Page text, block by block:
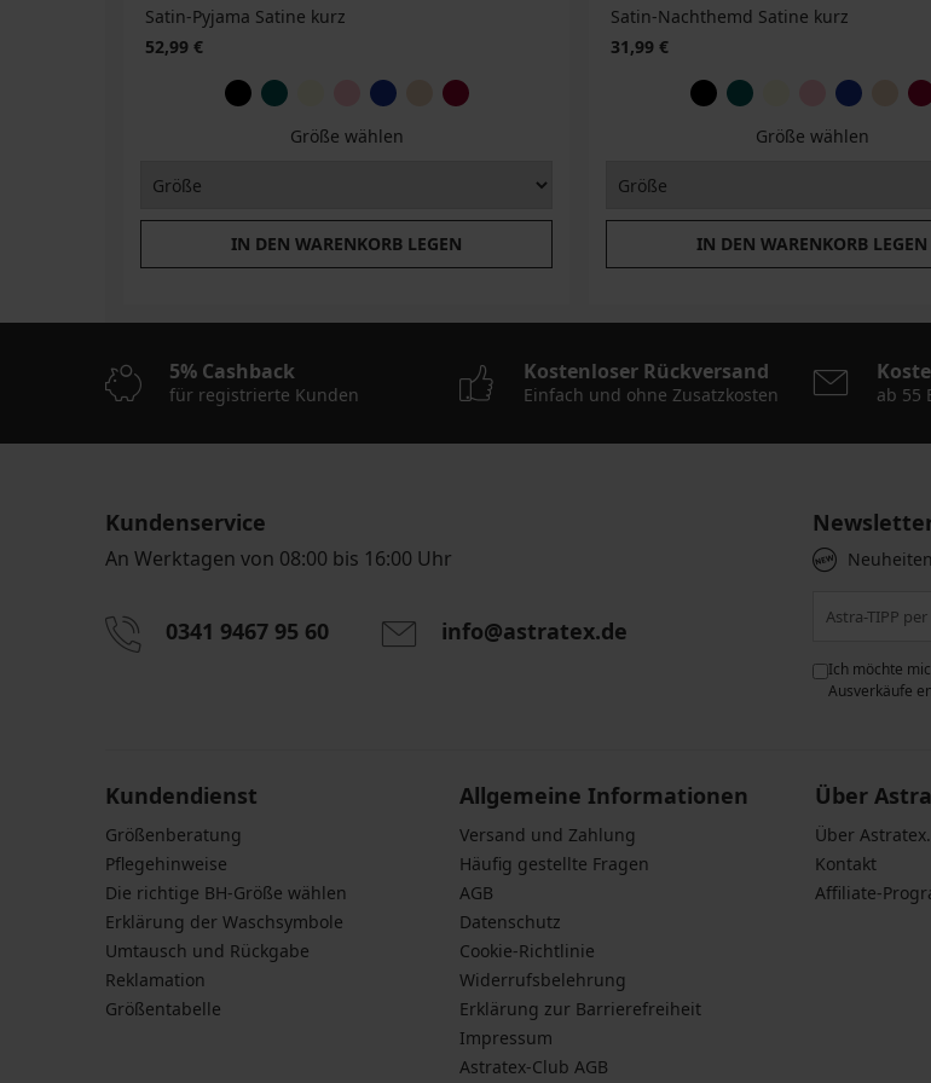
Satin-Pyjama Satine kurz
52,99 €
Größe wählen
IN DEN WARENKORB LEGEN
Satin-Nachthemd Satine kurz
31,99 €
Größe wählen
IN DEN WARENKORB LEGEN
5% Cashback
für registrierte Kunden
Kostenloser Rückversand
Einfach und ohne Zusatzkosten ab 55
Kundenservice
An Werktagen von 08:00 bis 16:00 Uhr
0341 9467 95 60 info@astratex.de
Neuheiten
Ich möchte
Ausverkäufe
Kundendienst
Größenberatung
Pflegehinweise
Die richtige BH-Größe wählen
Erklärung der Waschsymbole
Umtausch und Rückgabe
Reklamation
Größentabelle
Allgemeine Informationen
Versand und Zahlung
Häufig gestellte Fragen
AGB
Datenschutz
Cookie-Richtlinie
Widerrufsbelehrung
Erklärung zur Barrierefreiheit
Impressum
Astratex-Club AGB
Über
Über
Kontakt
Affiliate-